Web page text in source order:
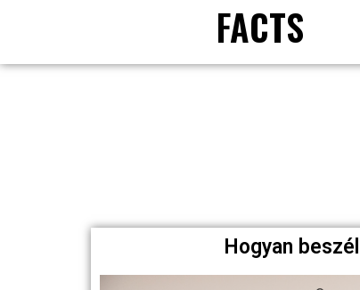
FACTS
Hogyan